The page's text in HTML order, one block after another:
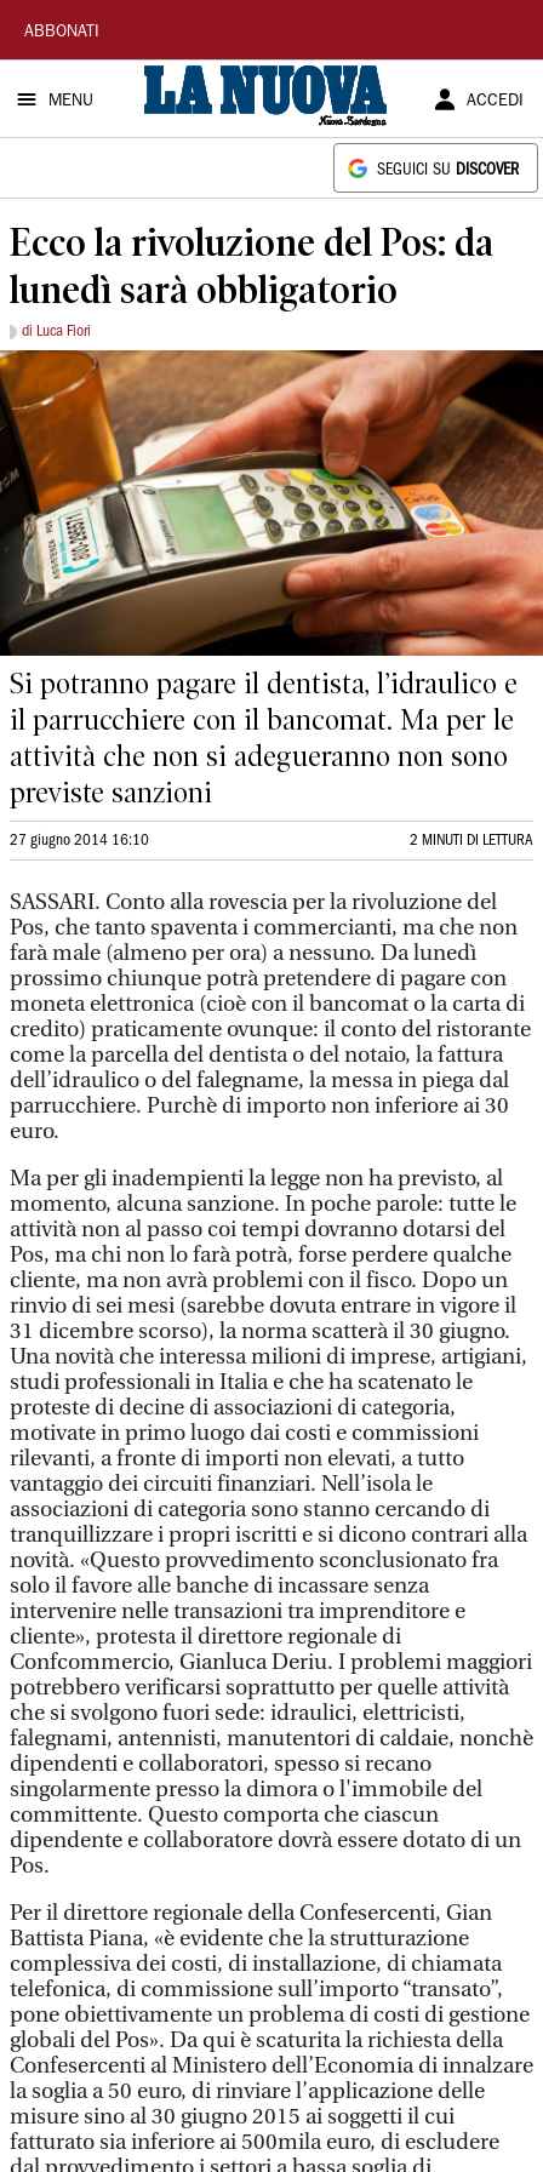
La
Nuova
Sardegna
ABBONATI
MENU ACCEDI
SEGUICI SU DISCOVER
Ecco la rivoluzione del Pos: da
lunedì sarà obbligatorio
di Luca Fiori
Si potranno pagare il dentista, l’idraulico e
il parrucchiere con il bancomat. Ma per le
attività che non si adegueranno non sono
previste sanzioni
27 giugno 2014 16:10 2 MINUTI DI LETTURA
SASSARI. Conto alla rovescia per la rivoluzione del
Pos, che tanto spaventa i commercianti, ma che non
farà male (almeno per ora) a nessuno. Da lunedì
prossimo chiunque potrà pretendere di pagare con
moneta elettronica (cioè con il bancomat o la carta di
credito) praticamente ovunque: il conto del ristorante
come la parcella del dentista o del notaio, la fattura
dell’idraulico o del falegname, la messa in piega dal
parrucchiere. Purchè di importo non inferiore ai 30
euro.
Ma per gli inadempienti la legge non ha previsto, al
momento, alcuna sanzione. In poche parole: tutte le
attività non al passo coi tempi dovranno dotarsi del
Pos, ma chi non lo farà potrà, forse perdere qualche
cliente, ma non avrà problemi con il fisco. Dopo un
rinvio di sei mesi (sarebbe dovuta entrare in vigore il
31 dicembre scorso), la norma scatterà il 30 giugno.
Una novità che interessa milioni di imprese, artigiani,
studi professionali in Italia e che ha scatenato le
proteste di decine di associazioni di categoria,
motivate in primo luogo dai costi e commissioni
rilevanti, a fronte di importi non elevati, a tutto
vantaggio dei circuiti finanziari. Nell’isola le
associazioni di categoria sono stanno cercando di
tranquillizzare i propri iscritti e si dicono contrari alla
novità. «Questo provvedimento sconclusionato fra
solo il favore alle banche di incassare senza
intervenire nelle transazioni tra imprenditore e
cliente», protesta il direttore regionale di
Confcommercio, Gianluca Deriu. I problemi maggiori
potrebbero verificarsi soprattutto per quelle attività
che si svolgono fuori sede: idraulici, elettricisti,
falegnami, antennisti, manutentori di caldaie, nonchè
dipendenti e collaboratori, spesso si recano
singolarmente presso la dimora o l'immobile del
committente. Questo comporta che ciascun
dipendente e collaboratore dovrà essere dotato di un
Pos.
Per il direttore regionale della Confesercenti, Gian
Battista Piana, «è evidente che la strutturazione
complessiva dei costi, di installazione, di chiamata
telefonica, di commissione sull’importo “transato”,
pone obiettivamente un problema di costi di gestione
globali del Pos». Da qui è scaturita la richiesta della
Confesercenti al Ministero dell’Economia di innalzare
la soglia a 50 euro, di rinviare l’applicazione delle
misure sino al 30 giugno 2015 ai soggetti il cui
fatturato sia inferiore ai 500mila euro, di escludere